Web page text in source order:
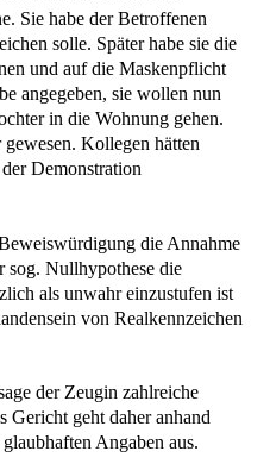
Sie habe der Betroffenen
solle. Später habe sie die
und auf die Maskenpflicht
angegeben, sie wollen nun
in die Wohnung gehen.
Kollegen hätten
Demonstration
die Annahme
sog. Nullhypothese die
als unwahr einzustufen ist
von Realkennzeichen
der Zeugin zahlreiche
Gericht geht daher anhand
Angaben aus.